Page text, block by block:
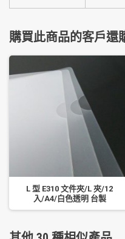
購買此商品的客戶還
L 型 E310 文件夾/L 夾/12
入/A4/白色透明 台製